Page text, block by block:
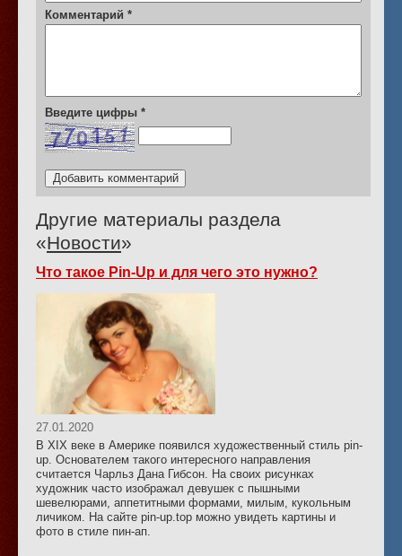
Комментарий *
Введите цифры *
Другие материалы раздела
«Новости»
Что такое Pin-Up и для чего это нужно?
27.01.2020
В XIX веке в Америке появился художественный стиль pin-
up. Основателем такого интересного направления
считается Чарльз Дана Гибсон. На своих рисунках
художник часто изображал девушек с пышными
шевелюрами, аппетитными формами, милым, кукольным
личиком. На сайте pin-up.top можно увидеть картины и
фото в стиле пин-ап.